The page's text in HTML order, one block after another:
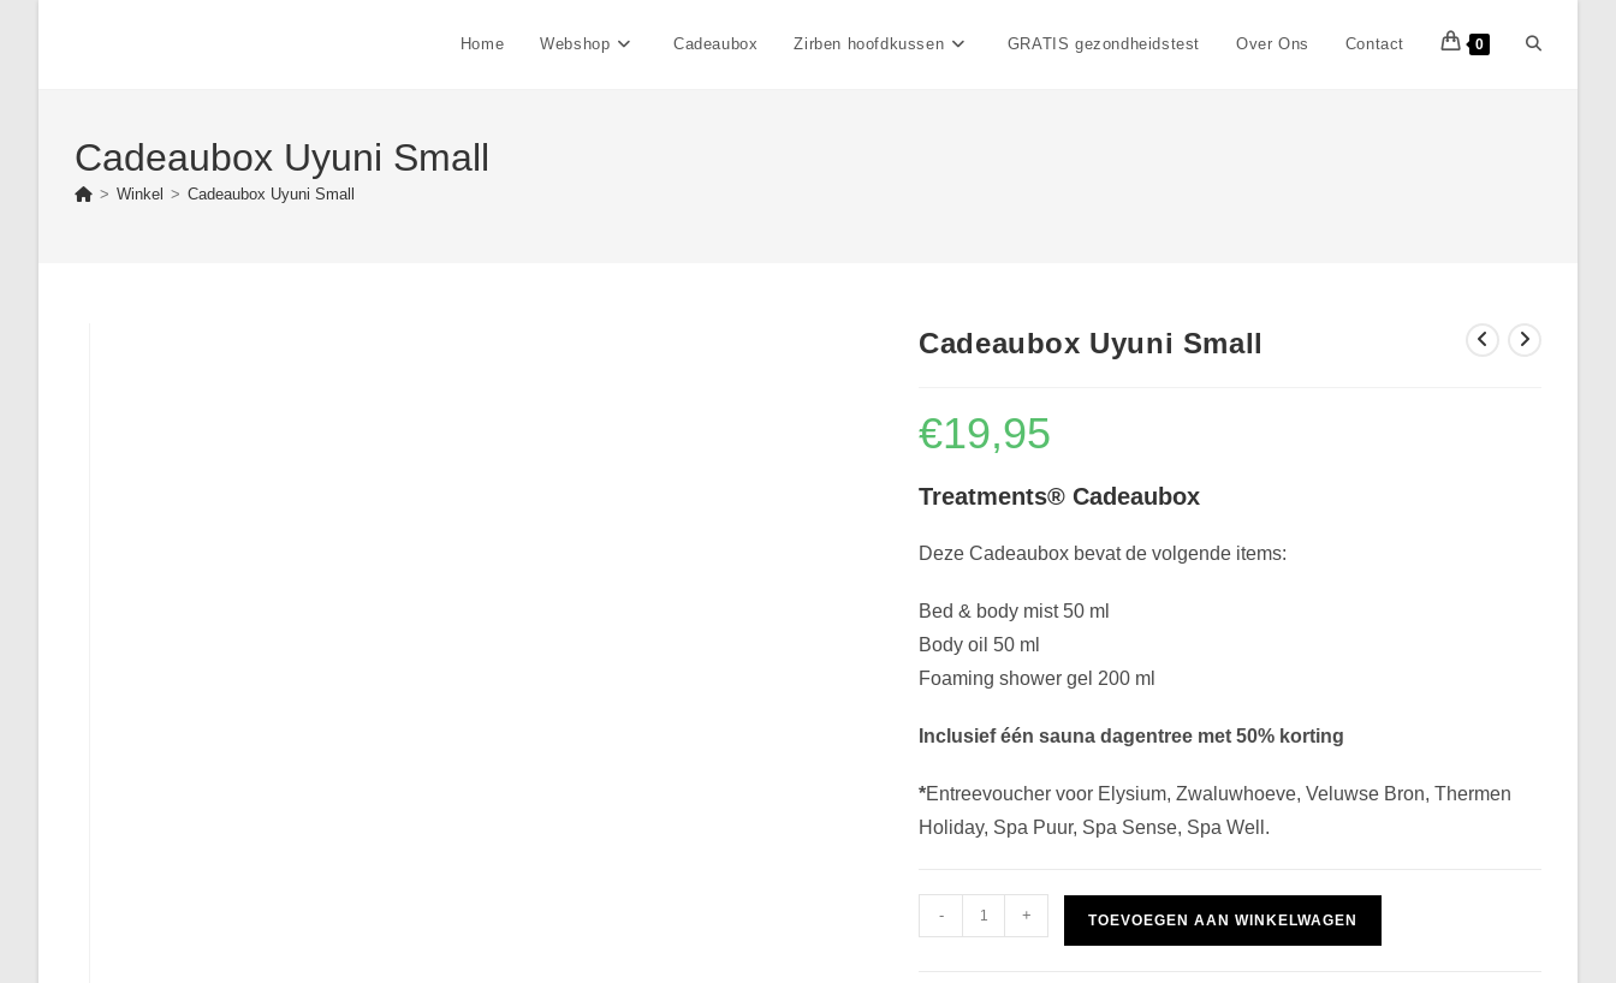
Home Webshop Cadeaubox Zirben hoofdkussen GRATIS gezondheidstest Over Ons Contact 0 Toggle
Cadeaubox Uyuni Small
> Winkel > Cadeaubox Uyuni Small
Cadeaubox Uyuni Small
€19,95
Treatments® Cadeaubox
Deze Cadeaubox bevat de volgende items:
Bed & body mist 50 ml
Body oil 50 ml
Foaming shower gel 200 ml
Inclusief één sauna dagentree met 50% korting
*Entreevoucher voor Elysium, Zwaluwhoeve, Veluwse Bron, Thermen
Holiday, Spa Puur, Spa Sense, Spa Well.
Cadeaubox
Uyuni
- + TOEVOEGEN AAN WINKELWAGEN